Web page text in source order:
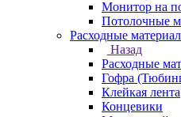
Монитор на
Потолочные
Расходные
Назад
Расходные
Гофра
Клейкая лента
Концевики